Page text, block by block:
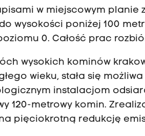
w miejscowym
wysokości poniżej 100
0. Całość prac
wysokich kominów
wieku, stała się
instalacjom
120-metrowy komin.
pięciokrotną redukcję